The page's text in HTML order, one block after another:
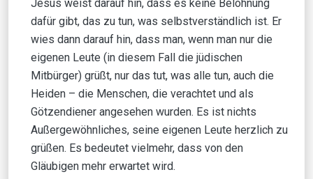
Jesus weist darauf hin, dass es keine Belohnung
dafür gibt, das zu tun, was selbstverständlich ist. Er
wies dann darauf hin, dass man, wenn man nur die
eigenen Leute (in diesem Fall die jüdischen
Mitbürger) grüßt, nur das tut, was alle tun, auch die
Heiden – die Menschen, die verachtet und als
Götzendiener angesehen wurden. Es ist nichts
Außergewöhnliches, seine eigenen Leute herzlich zu
grüßen. Es bedeutet vielmehr, dass von den
Gläubigen mehr erwartet wird.